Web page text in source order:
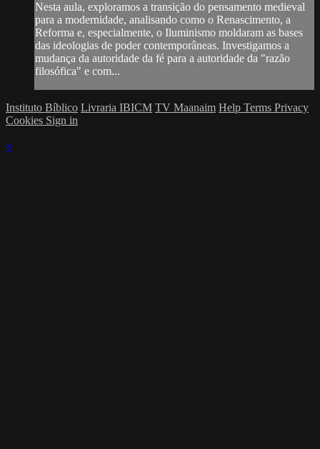
Nesta aula, exploramos a transição do pensamento medieval
para a modernidade, analisando como o Renascimento, a
Reforma e, especialmente, o Iluminismo moldaram as bases
das ideologias de poder contemporâneas. Investigamos a
mudança da autoridade da fé para a autoridade da "razão
filosófica" e com...
Instituto Bíblico Livraria IBICM TV Maanaim Help Terms Privacy
Cookies Sign in
×